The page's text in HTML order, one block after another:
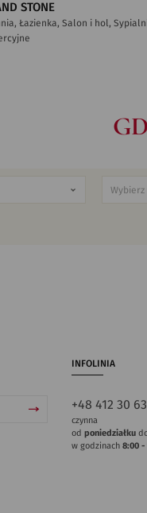
STONE
Łazienka, Salon i hol,
INFOLINIA
+48 412 30
czynna
od poniedziałku
w godzinach 8:00 -